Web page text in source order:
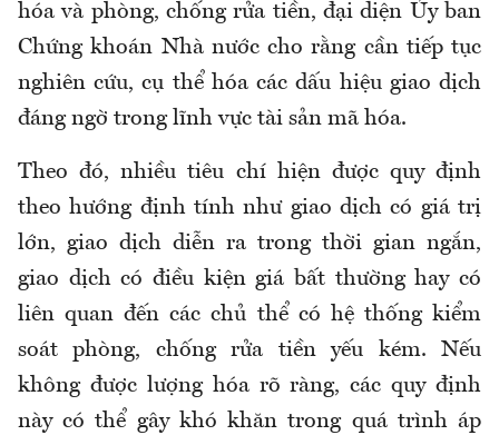
hóa và phòng, chống rửa tiền, đại diện Ủy ban
Chứng khoán Nhà nước cho rằng cần tiếp tục
nghiên cứu, cụ thể hóa các dấu hiệu giao dịch
đáng ngờ trong lĩnh vực tài sản mã hóa.
Theo đó, nhiều tiêu chí hiện được quy định
theo hướng định tính như giao dịch có giá trị
lớn, giao dịch diễn ra trong thời gian ngắn,
giao dịch có điều kiện giá bất thường hay có
liên quan đến các chủ thể có hệ thống kiểm
soát phòng, chống rửa tiền yếu kém. Nếu
không được lượng hóa rõ ràng, các quy định
này có thể gây khó khăn trong quá trình áp